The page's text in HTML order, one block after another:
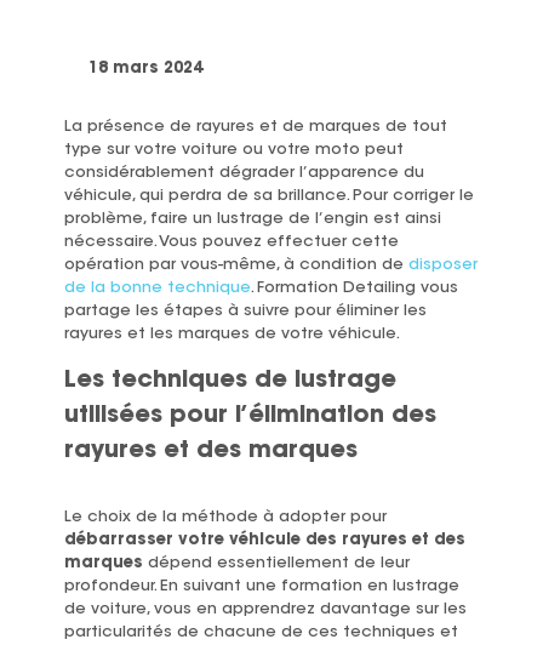
18 mars 2024
La présence de rayures et de marques de tout
type sur votre voiture ou votre moto peut
considérablement dégrader l’apparence du
véhicule, qui perdra de sa brillance. Pour corriger le
problème, faire un lustrage de l’engin est ainsi
nécessaire. Vous pouvez effectuer cette
opération par vous-même, à condition de disposer
de la bonne technique. Formation Detailing vous
partage les étapes à suivre pour éliminer les
rayures et les marques de votre véhicule.
Les techniques de lustrage
utilisées pour l’élimination des
rayures et des marques
Le choix de la méthode à adopter pour
débarrasser votre véhicule des rayures et des
marques dépend essentiellement de leur
profondeur. En suivant une formation en lustrage
de voiture, vous en apprendrez davantage sur les
particularités de chacune de ces techniques et